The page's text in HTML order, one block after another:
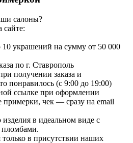
салоны?
сайте:
10 украшений на сумму от 50 000
по г. Ставрополь
получении заказа и
понравилось (с 9:00 до 19:00)
ссылке при оформлении
примерки, чек — сразу на email
в идеальном виде с
в присутствии наших